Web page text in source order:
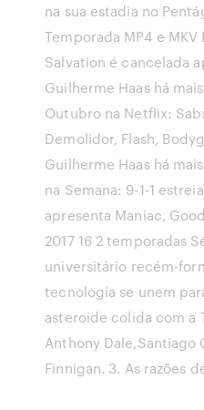
na sua estadia no
Temporada MP4 e MKV
Salvation é cancelada
Guilherme Haas há
Outubro na Netflix:
Demolidor, Flash,
Guilherme Haas há
na Semana: 9-1-1
apresenta Maniac,
2017 16 2 temporadas
universitário recém-
tecnologia se unem
asteroide colida com a
Anthony Dale,Santiago
Finnigan. 3. As razões